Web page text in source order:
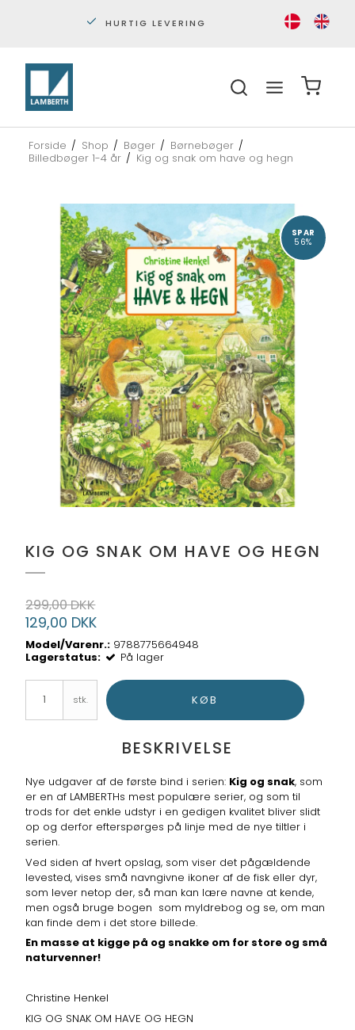
PERSONLIG KUNDESERVICE
Forside / Shop / Bøger / Børnebøger /
Billedbøger 1-4 år / Kig og snak om have og hegn
SPAR
56%
KIG OG SNAK OM HAVE OG HEGN
299,00 DKK
129,00 DKK
Model/Varenr.: 9788775664948
Lagerstatus:
På lager
stk. KØB
BESKRIVELSE
Nye udgaver af de første bind i serien: Kig og snak, som
er en af LAMBERTHs mest populære serier, og som til
trods for det enkle udstyr i en gedigen kvalitet bliver slidt
op og derfor efterspørges på linje med de nye tiltler i
serien.
Ved siden af hvert opslag, som viser det pågældende
levested, vises små navngivne ikoner af de fisk eller dyr,
som lever netop der, så man kan lære navne at kende,
men også bruge bogen som myldrebog og se, om man
kan finde dem i det store billede.
En masse at kigge på og snakke om for store og små
naturvenner!
Christine Henkel
KIG OG SNAK OM HAVE OG HEGN